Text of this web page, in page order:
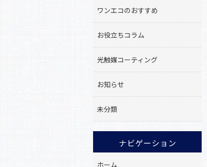
ワンエコのおすすめ
お役立ちコラム
光触媒コーティング
お知らせ
未分類
ナビゲーション
ホーム